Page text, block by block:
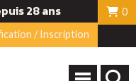
28 ans
0
/ Inscription